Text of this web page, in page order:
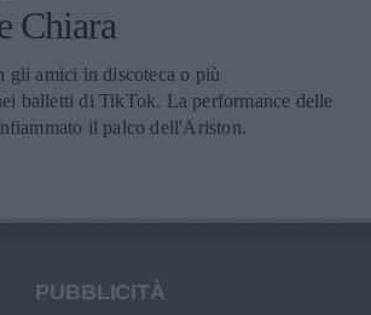
Chiara
gli amici in discoteca o più
balletti di TikTok. La performance delle
il palco dell'Ariston.
PUBBLICITÀ